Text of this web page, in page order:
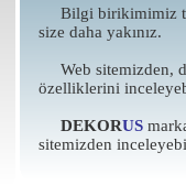
Bilgi birikimimiz
size daha yakınız.
Web sitemizden,
özelliklerini
DEKORUS
sitemizden